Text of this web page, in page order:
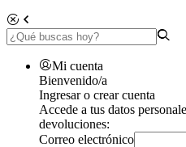
Mi cuenta
Bienvenido/a
Ingresar o crear cuenta
Accede a tus datos
devoluciones:
Correo electrónico